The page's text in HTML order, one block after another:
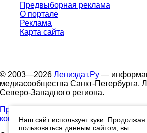
Предвыборная реклама
О портале
Реклама
Карта сайта
© 2003—2026 Лениздат.Ру —
медиасообщества Санкт-Петербурга,
Северо-Западного региона.
Правила использования содержания
конфиденциальности.
Наш сайт использует куки. Продолжая
пользоваться данным сайтом, вы